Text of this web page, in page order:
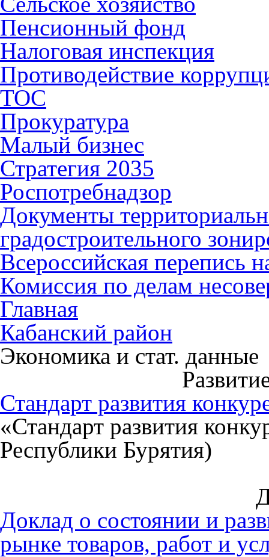
Пенсионный фонд
Налоговая инспекция
Противодействие
ТОС
Прокуратура
Малый бизнес
Стратегия 2035
Роспотребнадзор
Документы
градостроительного
Всероссийская перепись
Комиссия по делам
Главная
Кабанский район
Экономика и стат. данные
Стандарт развития
«Стандарт развития
Республики Бурятия)
Доклад о состоянии и
рынке товаров, работ и